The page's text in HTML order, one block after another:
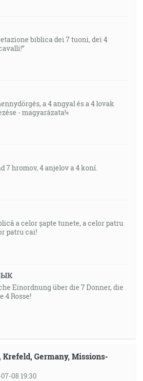
biblica dei 7 tuoni, dei 4
a 4 angyal és a 4 lovak
- magyarázata!«
7 hromov, 4 anjelov a 4 koní.
a celor șapte tunete, a celor patru
patru cai!
Einordnung über die 7 Donner, die
4 Rosse!
Krefeld, Germany, Missions-
08 19:30